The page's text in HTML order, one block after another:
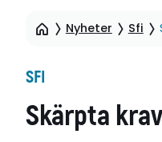
Nyheter Sfi
SFI
Skärpta